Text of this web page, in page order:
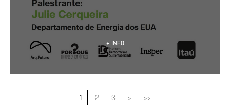
+ INFO
1 2 3 > >>